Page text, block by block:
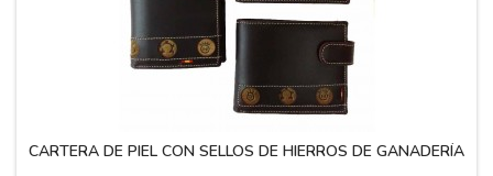
CARTERA DE PIEL CON SELLOS DE HIERROS DE GANADERÍA